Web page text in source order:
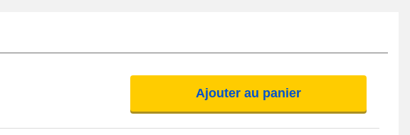
Ajouter au panier